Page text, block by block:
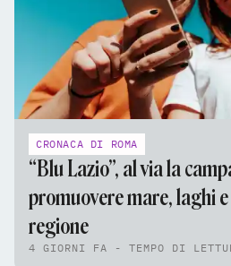
CRONACA DI ROMA
“Blu Lazio”, al via la
promuovere mare, laghi
regione
4 GIORNI FA - TEMPO DI